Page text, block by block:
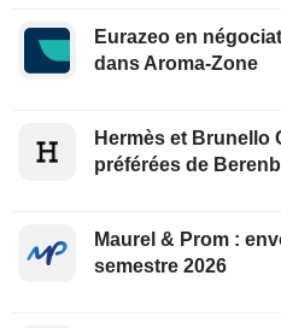
Eurazeo en
dans Aroma-Zone
Hermès et Brunello
préférées de
Maurel & Prom :
semestre 2026